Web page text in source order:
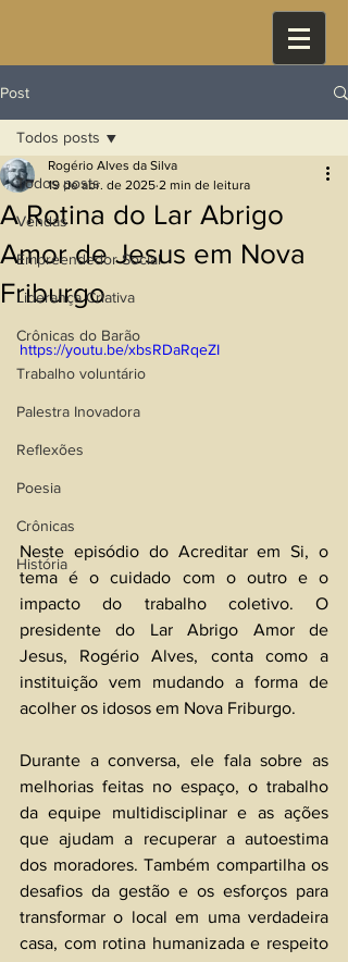
Post
Todos posts
Vendas
Empreendedor Social
Liderança Criativa
Crônicas do Barão
Trabalho voluntário
Palestra Inovadora
Reflexões
Poesia
Crônicas
História
Todos posts
A Rotina do Lar Abrigo
Amor de Jesus em Nova
Friburgo
Rogério Alves da Silva
19 de abr. de 2025 2 min de leitura
https://youtu.be/xbsRDaRqeZI
Neste episódio do Acreditar em Si, o
tema é o cuidado com o outro e o
impacto do trabalho coletivo. O
presidente do Lar Abrigo Amor de
Jesus, Rogério Alves, conta como a
instituição vem mudando a forma de
acolher os idosos em Nova Friburgo.
Durante a conversa, ele fala sobre as
melhorias feitas no espaço, o trabalho
da equipe multidisciplinar e as ações
que ajudam a recuperar a autoestima
dos moradores. Também compartilha os
desafios da gestão e os esforços para
transformar o local em uma verdadeira
casa, com rotina humanizada e respeito